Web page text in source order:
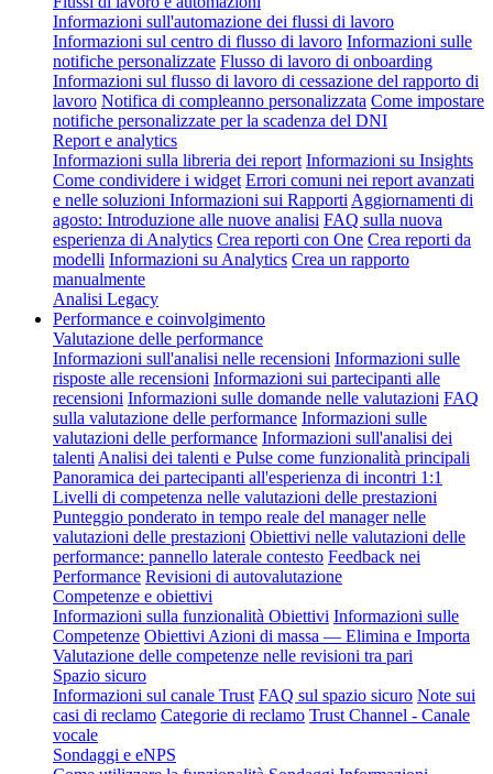
Informazioni sull'automazione dei flussi di lavoro
Informazioni sul centro di flusso di lavoro Informazioni sulle
notifiche personalizzate Flusso di lavoro di onboarding
Informazioni sul flusso di lavoro di cessazione del rapporto di
lavoro Notifica di compleanno personalizzata Come impostare
notifiche personalizzate per la scadenza del DNI
Report e analytics
Informazioni sulla libreria dei report Informazioni su Insights
Come condividere i widget Errori comuni nei report avanzati
e nelle soluzioni Informazioni sui Rapporti Aggiornamenti di
agosto: Introduzione alle nuove analisi FAQ sulla nuova
esperienza di Analytics Crea reporti con One Crea reporti da
modelli Informazioni su Analytics Crea un rapporto
manualmente
Analisi Legacy
Performance e coinvolgimento
Valutazione delle performance
Informazioni sull'analisi nelle recensioni Informazioni sulle
risposte alle recensioni Informazioni sui partecipanti alle
recensioni Informazioni sulle domande nelle valutazioni FAQ
sulla valutazione delle performance Informazioni sulle
valutazioni delle performance Informazioni sull'analisi dei
talenti Analisi dei talenti e Pulse come funzionalità principali
Panoramica dei partecipanti all'esperienza di incontri 1:1
Livelli di competenza nelle valutazioni delle prestazioni
Punteggio ponderato in tempo reale del manager nelle
valutazioni delle prestazioni Obiettivi nelle valutazioni delle
performance: pannello laterale contesto Feedback nei
Performance Revisioni di autovalutazione
Competenze e obiettivi
Informazioni sulla funzionalità Obiettivi Informazioni sulle
Competenze Obiettivi Azioni di massa — Elimina e Importa
Valutazione delle competenze nelle revisioni tra pari
Spazio sicuro
Informazioni sul canale Trust FAQ sul spazio sicuro Note sui
casi di reclamo Categorie di reclamo Trust Channel - Canale
vocale
Sondaggi e eNPS